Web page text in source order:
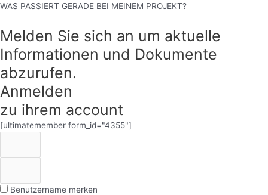
WAS PASSIERT GERADE BEI MEINEM PROJEKT?
Melden Sie sich an um aktuelle
Informationen und Dokumente
abzurufen.
Anmelden
zu ihrem account
[ultimatemember form_id="4355"]
Benutzername merken